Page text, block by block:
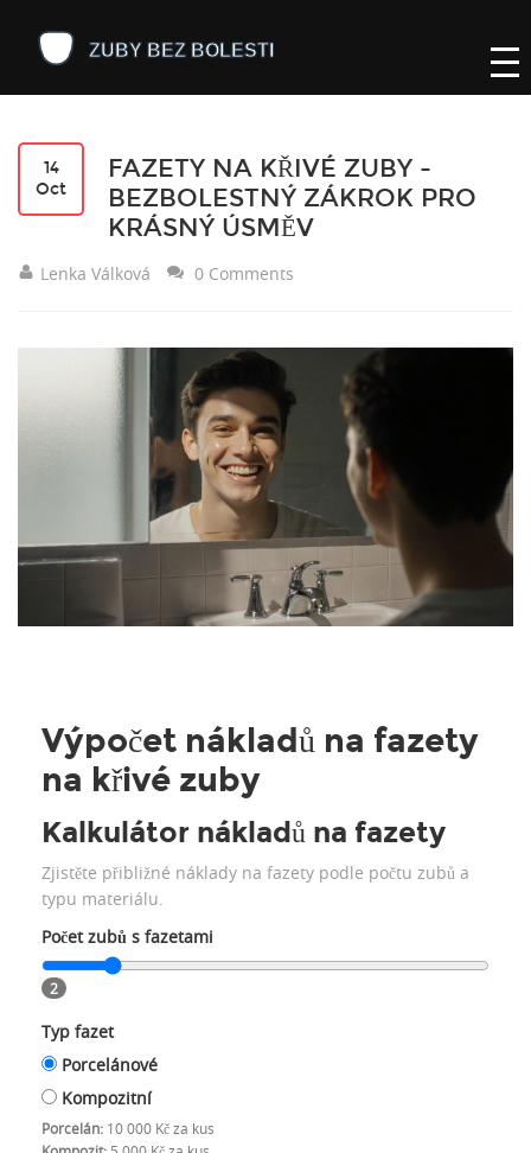
14
Oct
FAZETY NA KŘIVÉ ZUBY -
BEZBOLESTNÝ ZÁKROK PRO
KRÁSNÝ ÚSMĚV
Lenka Válková 0 Comments
Výpočet nákladů na fazety
na křivé zuby
Kalkulátor nákladů na fazety
Zjistěte přibližné náklady na fazety podle počtu zubů a
typu materiálu.
Počet zubů s fazetami
2
Typ fazet
Porcelánové
Kompozitní
Porcelán: 10 000 Kč za kus